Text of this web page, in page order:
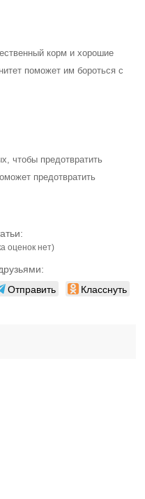
корм и хорошие
поможет им бороться с
чтобы предотвратить
предотвратить
оценок нет)
Отправить Класснуть